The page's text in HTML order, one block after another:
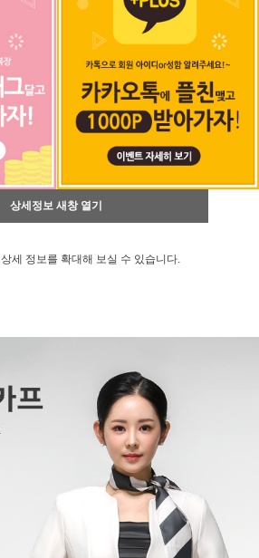
상세정보 새창 열기
상세 정보를 확대해 보실 수 있습니다.